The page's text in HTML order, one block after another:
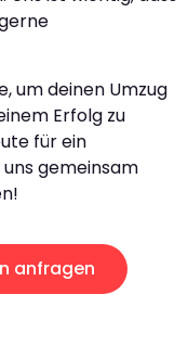
um deinen Umzug
Erfolg zu
für ein
gemeinsam
anfragen